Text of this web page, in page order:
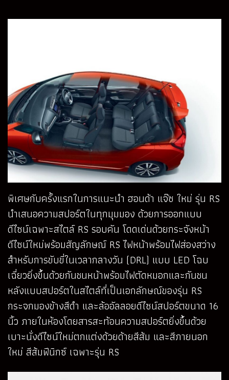
พิเศษกับครั้งแรกในการแนะนำ ฮอนด้า แจ๊ซ ใหม่ รุ่น RS
นำเสนอความสปอร์ตในทุกมุมมอง ด้วยการออกแบบ
ดีไซน์เฉพาะสไตล์ RS รอบคัน โดดเด่นด้วยกระจังหน้า
ดีไซน์ใหม่พร้อมสัญลักษณ์ RS ไฟหน้าพร้อมไฟส่องสว่าง
สำหรับการขับขี่ในเวลากลางวัน (DRL) แบบ LED โฉบ
เฉี่ยวยิ่งขึ้นด้วยกันชนหน้าพร้อมไฟตัดหมอกและกันชน
หลังแบบสปอร์ตในสไตล์ที่เป็นเอกลักษณ์ของรุ่น RS
กระจกมองข้างสีดำ และล้ออัลลอยดีไซน์สปอร์ตขนาด 16
นิ้ว ภายในห้องโดยสารสะท้อนความสปอร์ตยิ่งขึ้นด้วย
เบาะนั่งดีไซน์ใหม่ตกแต่งด้วยด้ายสีส้ม และสีภายนอก
ใหม่ สีส้มฟีนิกซ์ เฉพาะรุ่น RS